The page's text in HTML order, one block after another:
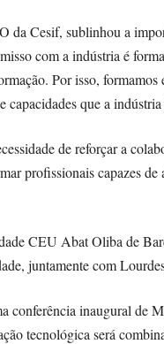
da Cesif, sublinhou a
com a indústria é
Por isso,
capacidades que a
de reforçar a
profissionais capazes
CEU Abat Oliba de
juntamente com
conferência inaugural de
tecnológica será